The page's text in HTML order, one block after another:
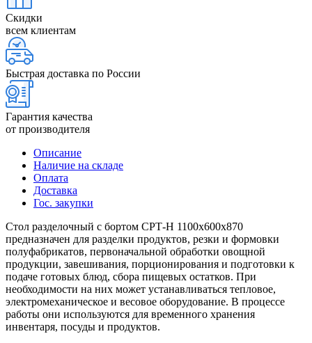
Скидки
всем клиентам
Быстрая доставка по России
Гарантия качества
от производителя
Описание
Наличие на складе
Оплата
Доставка
Гос. закупки
Стол разделочный с бортом СРТ-Н 1100х600х870
предназначен для разделки продуктов, резки и формовки
полуфабрикатов, первоначальной обработки овощной
продукции, завешивания, порционирования и подготовки к
подаче готовых блюд, сбора пищевых остатков. При
необходимости на них может устанавливаться тепловое,
электромеханическое и весовое оборудование. В процессе
работы они используются для временного хранения
инвентаря, посуды и продуктов.